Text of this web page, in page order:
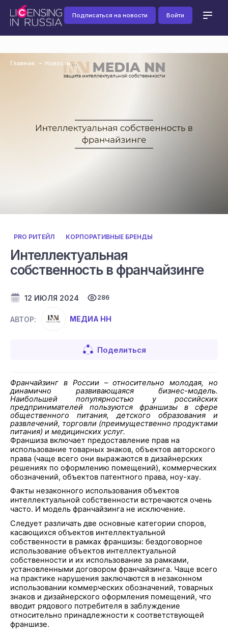
Подписаться на новости Войти
Главная Новости
PRO РИТЕЙЛ КОРПОРАТИВНЫЕ БРЕНДЫ
Интеллектуальная
собственность в франчайзинге
12 ИЮЛЯ 2024 286
АВТОР: МЕДИА НН
Поделиться
Франчайзинг в России – относительно молодая, но
динамично развивающаяся бизнес-модель.
Наибольшей популярностью у российских
предпринимателей пользуются франшизы в сфере
общественного питания, детского образования и
развлечений, торговли (преимущественно продуктами
питания) и медицинских услуг.
Франшиза включает предоставление прав на
использование товарных знаков, объектов авторского
права (чаще всего они выражаются в дизайнерских
решениях по оформлению помещений), коммерческих
обозначений, объектов патентного права, ноу-хау.
Факты незаконного использования объектов
интеллектуальной собственности встречаются очень
часто. И модель франчайзинга не исключение.
Следует различать две основные категории споров,
касающихся объектов интеллектуальной
собственности в рамках франшизы: бездоговорное
использование объектов интеллектуальной
собственности и их использование за рамками,
установленными договором франчайзинга. Чаще всего
на практике нарушения заключаются в незаконном
использовании коммерческих обозначений, товарных
знаков и дизайнерского оформления помещений, что
вводит рядового потребителя в заблуждение
относительно принадлежности к соответствующей
франшизе.